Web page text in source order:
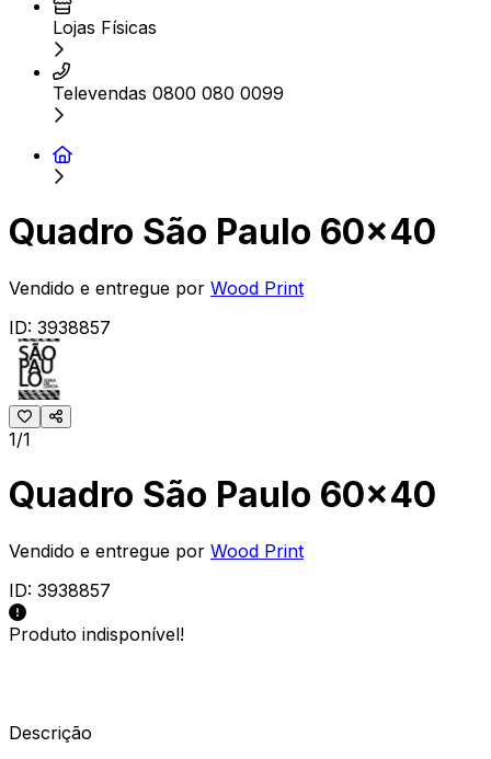
Lojas Físicas
Televendas 0800 080 0099
Quadro São Paulo 60x40
Vendido e entregue por Wood Print
ID: 3938857
1/1
Quadro São Paulo 60x40
Vendido e entregue por Wood Print
ID: 3938857
Produto indisponível!
Descrição